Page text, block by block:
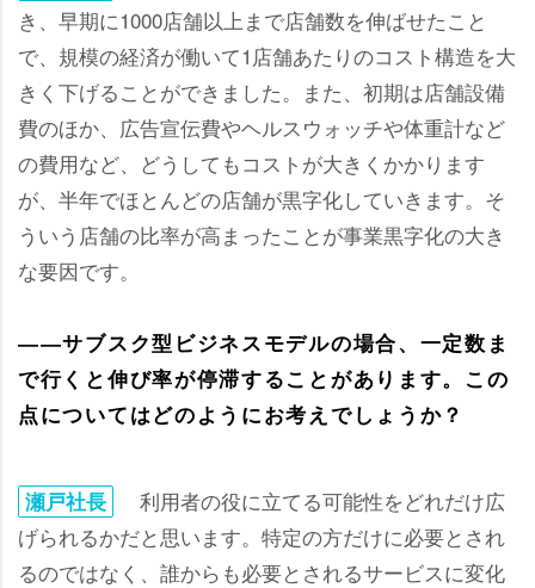
き、早期に1000店舗以上まで店舗数を伸ばせたこと
で、規模の経済が働いて1店舗あたりのコスト構造を大
きく下げることができました。また、初期は店舗設備
費のほか、広告宣伝費やヘルスウォッチや体重計など
の費用など、どうしてもコストが大きくかかります
が、半年でほとんどの店舗が黒字化していきます。そ
ういう店舗の比率が高まったことが事業黒字化の大き
な要因です。
――サブスク型ビジネスモデルの場合、一定数ま
で行くと伸び率が停滞することがあります。この
点についてはどのようにお考えでしょうか？
瀬戸社長
利用者の役に立てる可能性をどれだけ広
げられるかだと思います。特定の方だけに必要とされ
るのではなく、誰からも必要とされるサービスに変化